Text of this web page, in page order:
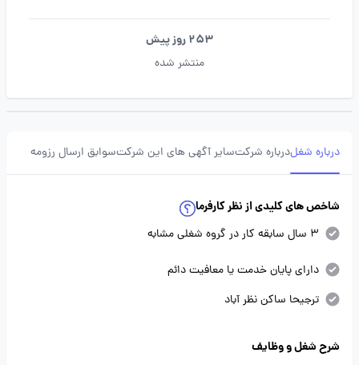
253 روز پیش
منتشر شده
درباره شغلدرباره شرکتسایر آگهی های این شرکتسوابق ارسال رزومه
شاخص های کلیدی از نظر کارفرما
3 سال سابقه کار در گروه شغلی مشابه
دارای پایان خدمت یا معافیت دائم
ترجیحا ساکن نظر آباد
شرح شغل و وظایف